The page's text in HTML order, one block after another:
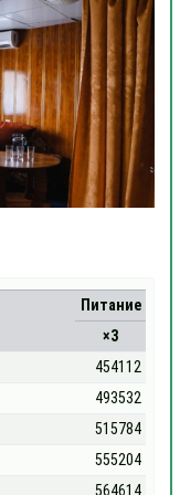
Питание
×3
454112
493532
515784
555204
564614